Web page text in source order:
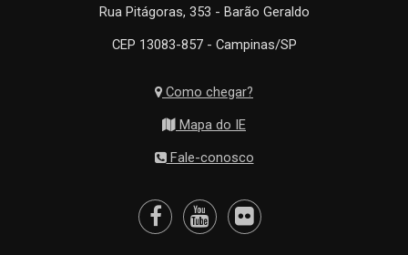
Rua Pitágoras, 353 - Barão Geraldo
CEP 13083-857 - Campinas/SP
Como chegar?
Mapa do IE
Fale-conosco